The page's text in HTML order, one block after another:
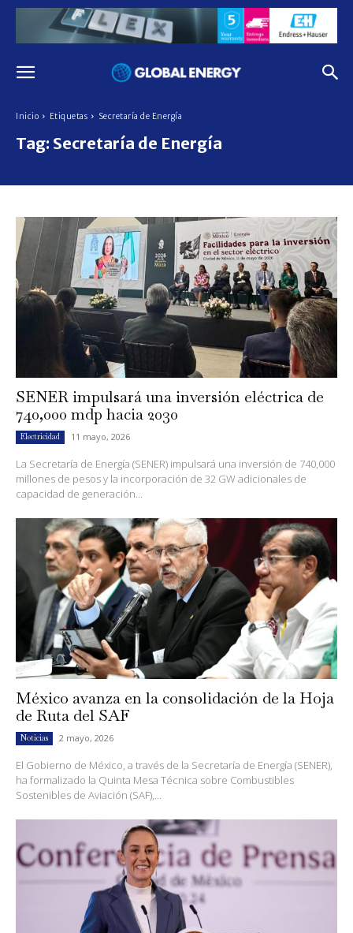
Inicio Etiquetas Secretaría de Energía
Tag: Secretaría de Energía
SENER impulsará una inversión eléctrica de
740,000 mdp hacia 2030
Electricidad 11 mayo, 2026
La Secretaría de Energía (SENER) impulsará una inversión de 740,000
millones de pesos y la incorporación de 32 GW adicionales de
capacidad de generación...
México avanza en la consolidación de la Hoja
de Ruta del SAF
Noticias 2 mayo, 2026
El Gobierno de México, a través de la Secretaría de Energía (SENER),
ha formalizado la Quinta Mesa Técnica sobre Combustibles
Sostenibles de Aviación (SAF),...